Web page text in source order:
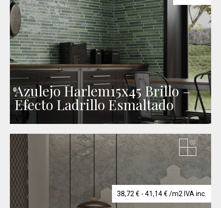
Azulejo Harlem15x45 Brillo –
Efecto Ladrillo Esmaltado
38,72 € - 41,14€ Rango
de
/m2 IVA inc.